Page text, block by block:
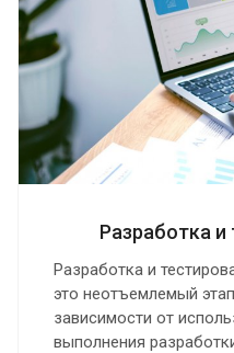
Разработка и
Разработка и
это неотъемлемый
зависимости от
выполнения